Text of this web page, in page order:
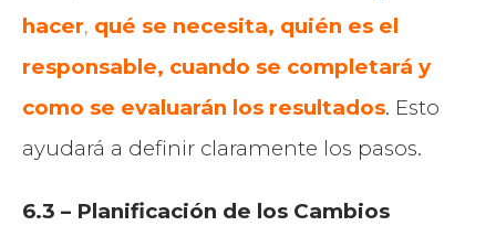
hacer, qué se necesita, quién es el
responsable, cuando se completará y
como se evaluarán los resultados. Esto
ayudará a definir claramente los pasos.
6.3 – Planificación de los Cambios